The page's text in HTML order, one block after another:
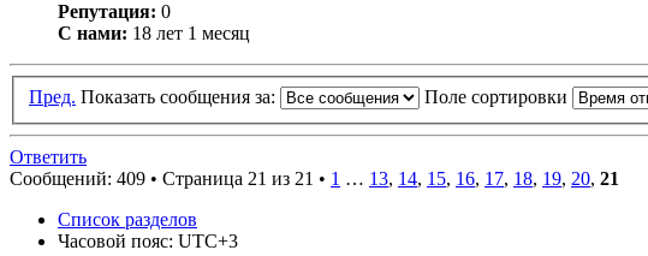
Репутация: 0
С нами: 18 лет 1 месяц
Пред. Показать сообщения за: Поле сортировки
Ответить
Сообщений: 409 • Страница 21 из 21 • 1 … 13, 14, 15, 16, 17, 18, 19, 20, 21
Список разделов
Часовой пояс: UTC+3